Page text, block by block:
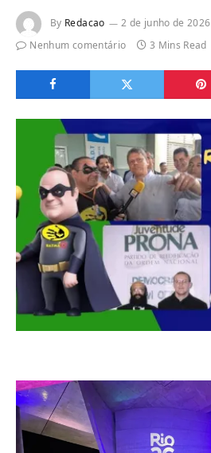
By Redacao
2 de junho de 2026
Nenhum comentário
3 Mins Read